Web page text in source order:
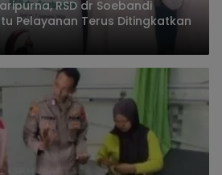
RSD dr Soebandi
Pelayanan Terus Ditingkatkan